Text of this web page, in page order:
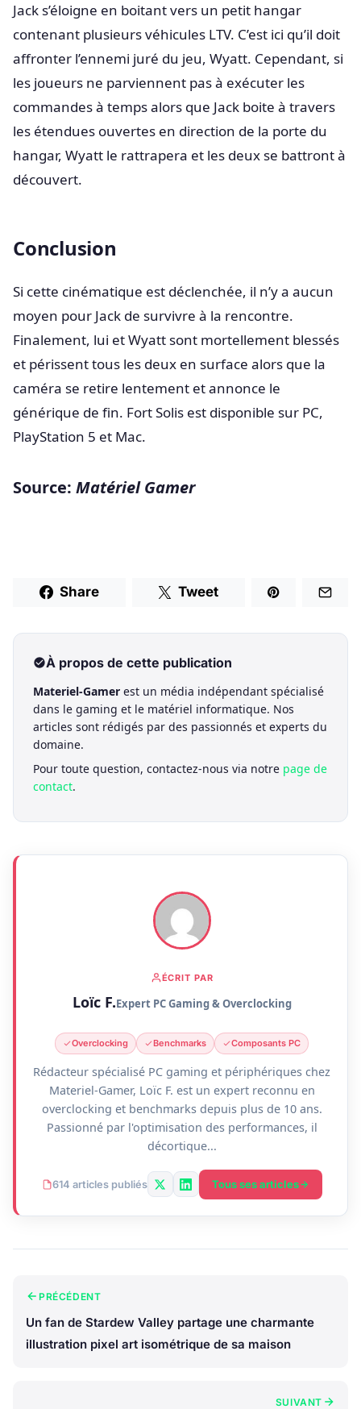
Jack s’éloigne en boitant vers un petit hangar
contenant plusieurs véhicules LTV. C’est ici qu’il doit
affronter l’ennemi juré du jeu, Wyatt. Cependant, si
les joueurs ne parviennent pas à exécuter les
commandes à temps alors que Jack boite à travers
les étendues ouvertes en direction de la porte du
hangar, Wyatt le rattrapera et les deux se battront à
découvert.
Conclusion
Si cette cinématique est déclenchée, il n’y a aucun
moyen pour Jack de survivre à la rencontre.
Finalement, lui et Wyatt sont mortellement blessés
et périssent tous les deux en surface alors que la
caméra se retire lentement et annonce le
générique de fin. Fort Solis est disponible sur PC,
PlayStation 5 et Mac.
Source: Matériel Gamer
Share Tweet
À propos de cette publication
Materiel-Gamer est un média indépendant spécialisé
dans le gaming et le matériel informatique. Nos
articles sont rédigés par des passionnés et experts du
domaine.
Pour toute question, contactez-nous via notre page de
contact.
ÉCRIT PAR
Loïc F.Expert PC Gaming & Overclocking
Overclocking Benchmarks Composants PC
Rédacteur spécialisé PC gaming et périphériques chez
Materiel-Gamer, Loïc F. est un expert reconnu en
overclocking et benchmarks depuis plus de 10 ans.
Passionné par l'optimisation des performances, il
décortique...
614 articles publiés Tous ses articles
PRÉCÉDENT
Un fan de Stardew Valley partage une charmante
illustration pixel art isométrique de sa maison
SUIVANT